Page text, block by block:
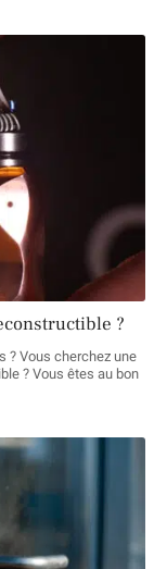
?
? Vous cherchez une
? Vous êtes au bon